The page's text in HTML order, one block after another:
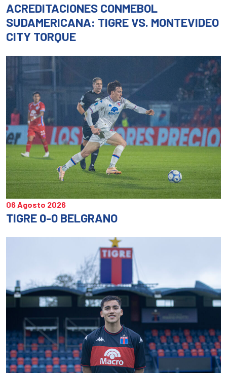
ACREDITACIONES CONMEBOL
SUDAMERICANA: TIGRE VS. MONTEVIDEO
CITY TORQUE
06 Agosto 2026
TIGRE 0-0 BELGRANO